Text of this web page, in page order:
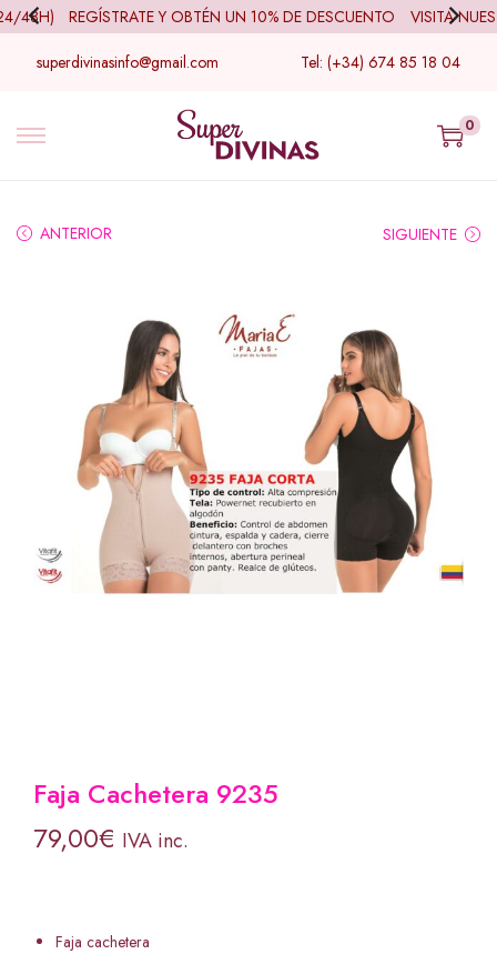
48H) REGÍSTRATE Y OBTÉN UN 10% DE DESCUENTO VISITA
superdivinasinfo@gmail.com Tel: (+34) 674 85 18 04
0
ANTERIOR SIGUIENTE
Faja Cachetera 9235
79,00€ IVA inc.
Faja cachetera